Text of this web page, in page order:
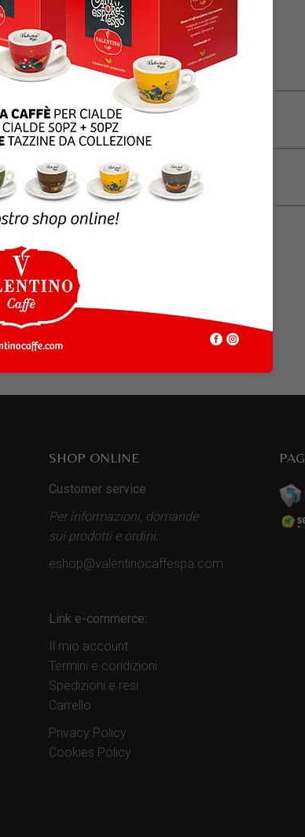
SHOP ONLINE
Customer service
Per informazioni, domande
sui prodotti e ordini:
eshop@valentinocaffespa.com
Link e-commerce:
Il mio account
Termini e condizioni
Spedizioni e resi
Carrello
Privacy Policy
Cookies Policy